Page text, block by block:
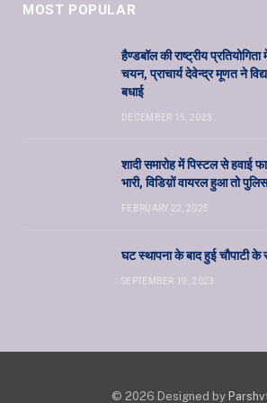
MOST POPULAR
हैण्डबॉल की राष्ट्रीय
चयन, प्राचार्य देवेन्द्र मूणत ने
बधाई
DECEMBER 15, 2023
शादी समारोह में पिस्टल से हवाई
भारी, विडिय़ों वायरल हुआ तो
FEBRUARY 22, 2025
घट स्थापना के बाद हुई चौपाटी के
SEPTEMBER 19, 2023
© 2026 Designed by